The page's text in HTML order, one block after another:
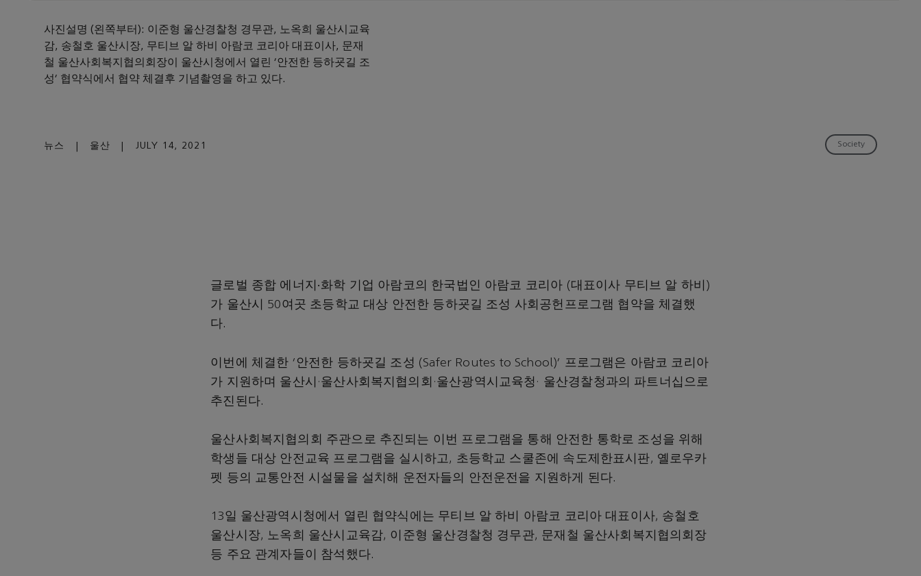
사진설명 (왼쪽부터): 이준형 울산경찰청 경무관, 노옥희 울산시교육
감, 송철호 울산시장, 무티브 알 하비 아람코 코리아 대표이사, 문재
철 울산사회복지협의회장이 울산시청에서 열린 ‘안전한 등하굣길 조
성’ 협약식에서 협약 체결후 기념촬영을 하고 있다.
뉴스 울산 JULY 14, 2021 Society
글로벌 종합 에너지∙화학 기업 아람코의 한국법인 아람코 코리아 (대표이사 무티브 알 하비)
가 울산시 50여곳 초등학교 대상 안전한 등하굣길 조성 사회공헌프로그램 협약을 체결했
다.
이번에 체결한 '안전한 등하굣길 조성 (Safer Routes to School)' 프로그램은 아람코 코리아
가 지원하며 울산시·울산사회복지협의회·울산광역시교육청· 울산경찰청과의 파트너십으로
추진된다.
울산사회복지협의회 주관으로 추진되는 이번 프로그램을 통해 안전한 통학로 조성을 위해
학생들 대상 안전교육 프로그램을 실시하고, 초등학교 스쿨존에 속도제한표시판, 옐로우카
펫 등의 교통안전 시설물을 설치해 운전자들의 안전운전을 지원하게 된다.
13일 울산광역시청에서 열린 협약식에는 무티브 알 하비 아람코 코리아 대표이사, 송철호
울산시장, 노옥희 울산시교육감, 이준형 울산경찰청 경무관, 문재철 울산사회복지협의회장
등 주요 관계자들이 참석했다.